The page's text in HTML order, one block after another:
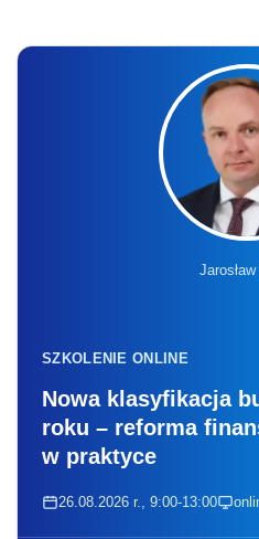
SZKOLENIE ONLINE
Nowa klasyfikacja
roku – reforma
w praktyce
26.08.2026 r., 9:00-13:00